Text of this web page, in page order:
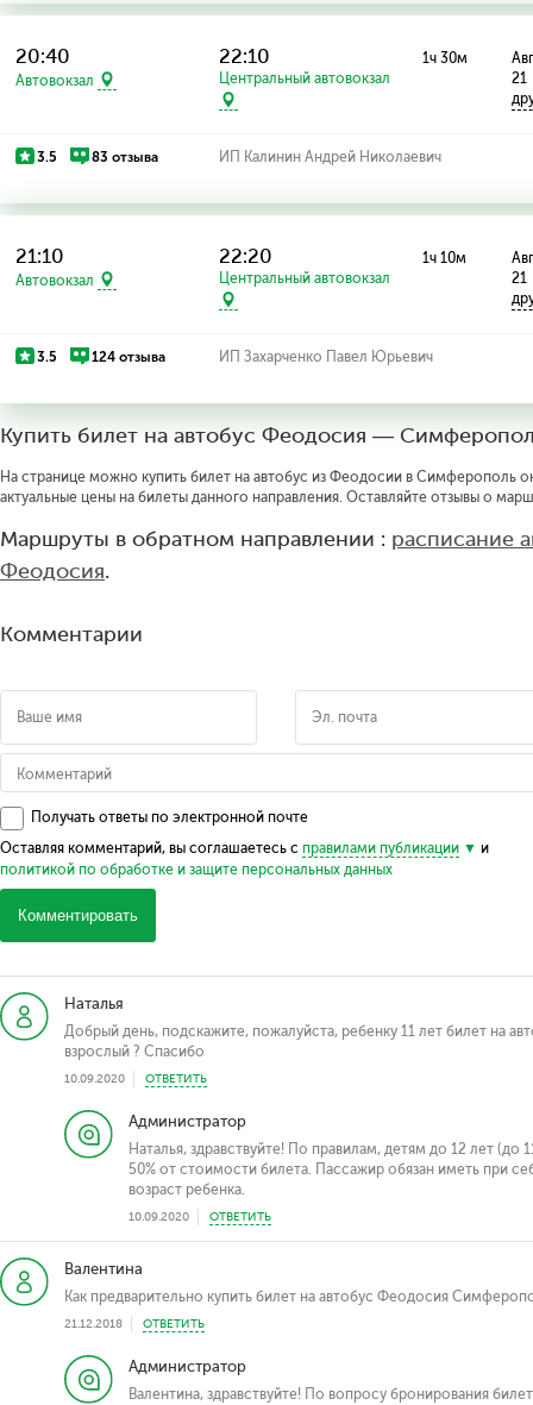
20:40
Автовокзал
22:10
Центральный автовокзал
1ч 30м
21
3.5 83 отзыва ИП Калинин Андрей Николаевич
21:10
Автовокзал
22:20
Центральный автовокзал
1ч 10м
21
3.5 124 отзыва ИП Захарченко Павел Юрьевич
Купить билет на автобус Феодосия —
На странице можно купить билет на автобус из Феодосии в Симферополь
актуальные цены на билеты данного направления. Оставляйте отзывы о
Маршруты в обратном направлении : расписание
Феодосия.
Комментарии
Получать ответы по электронной почте
Оставляя комментарий, вы соглашаетесь с правилами публикации
и
политикой по обработке и защите персональных данных
Комментировать
Наталья
Добрый день, подскажите, пожалуйста, ребенку 11 лет билет на
взрослый ? Спасибо
10.09.2020 ОТВЕТИТЬ
Администратор
Наталья, здравствуйте! По правилам, детям до 12 лет (до
50% от стоимости билета. Пассажир обязан иметь при
возраст ребенка.
10.09.2020 ОТВЕТИТЬ
Валентина
Как предварительно купить билет на автобус Феодосия
21.12.2018 ОТВЕТИТЬ
Администратор
Валентина, здравствуйте! По вопросу бронирования